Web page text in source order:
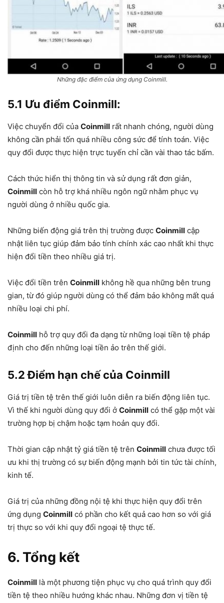
Những đặc điểm của ứng dụng Coinmill.
5.1 Ưu điểm Coinmill:
Việc chuyển đổi của Coinmill rất nhanh chóng, người dùng
không cần phải tốn quá nhiều công sức để tính toán. Việc
quy đổi được thực hiện trực tuyến chỉ cần vài thao tác bấm.
Cách thức hiển thị thông tin và sử dụng rất đơn giản,
Coinmill còn hỗ trợ khá nhiều ngôn ngữ nhằm phục vụ
người dùng ở nhiều quốc gia.
Những biến động giá trên thị trường được Coinmill cập
nhật liên tục giúp đảm bảo tính chính xác cao nhất khi thực
hiện đổi tiền theo nhiều giá trị.
Việc đổi tiền trên Coinmill không hề qua những bên trung
gian, từ đó giúp người dùng có thể đảm bảo không mất quá
nhiều loại chi phí.
Coinmill hỗ trợ quy đổi đa dạng từ những loại tiền tệ pháp
định cho đến những loại tiền ảo trên thế giới.
5.2 Điểm hạn chế của Coinmill
Giá trị tiền tệ trên thế giới luôn diễn ra biến động liên tục.
Vì thế khi người dùng quy đổi ở Coinmill có thể gặp một vài
trường hợp bị chậm hoặc tạm hoản quy đổi.
Thời gian cập nhật tỷ giá tiền tệ trên Coinmill chưa được tối
ưu khi thị trường có sự biến động mạnh bởi tin tức tài chính,
kinh tế.
Giá trị của những đồng nội tệ khi thực hiện quy đổi trên
ứng dụng Coinmill có phần cho kết quả cao hơn so với giá
trị thực so với khi quy đổi ngoại tệ thực tế.
6. Tổng kết
Coinmill là một phương tiện phục vụ cho quá trình quy đổi
tiền tệ theo nhiều hướng khác nhau. Những đơn vị tiền tệ